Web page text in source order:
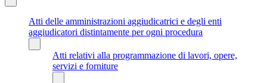
Atti delle amministrazioni aggiudicatrici e degli enti
aggiudicatori distintamente per ogni procedura
Atti relativi alla programmazione di lavori, opere,
servizi e forniture